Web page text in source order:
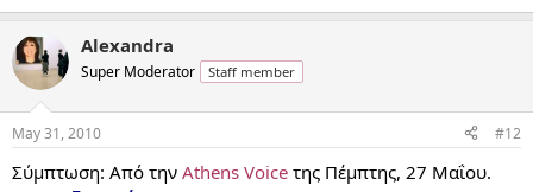
Alexandra
Super Moderator Staff member
May 31, 2010 #12
Σύμπτωση: Από την Athens Voice της Πέμπτης, 27 Μαΐου.